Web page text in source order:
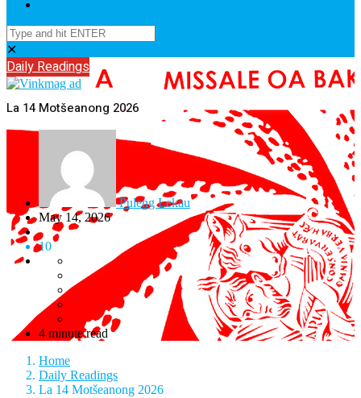
✕
Daily Readings
La 14 Motšeanong 2026
Puleng Lekau
May 14, 2026
10
4 minute read
Home
Daily Readings
La 14 Motšeanong 2026